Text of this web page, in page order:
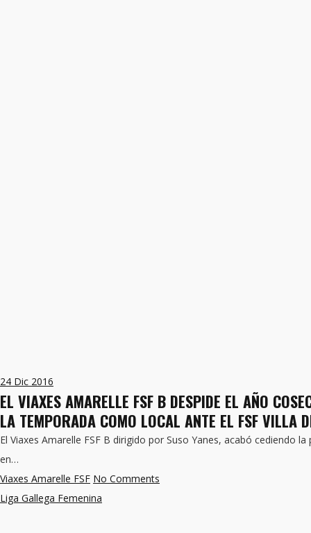
24 Dic 2016
EL VIAXES AMARELLE FSF B DESPIDE EL AÑO
LA TEMPORADA COMO LOCAL ANTE EL FSF VILLA
El Viaxes Amarelle FSF B dirigido por Suso Yanes, acabó cediendo
en…
Viaxes Amarelle FSF No Comments
Liga Gallega Femenina